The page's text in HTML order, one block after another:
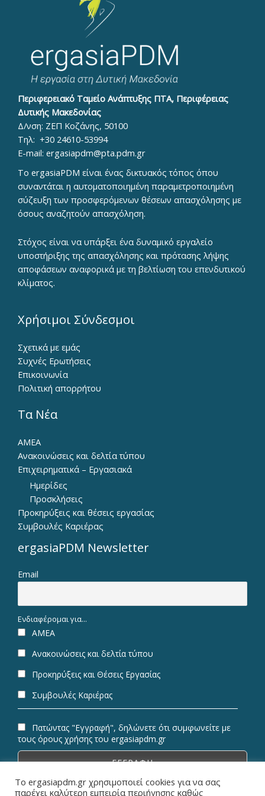
Περιφερειακό Ταμείο Ανάπτυξης ΠΤΑ, Περιφέρειας
Δυτικής Μακεδονίας
Δ/νση: ΖΕΠ Κοζάνης, 50100
Τηλ: +30 24610-53994
E-mail: ergasiapdm@pta.pdm.gr
To ergasiaPDM είναι ένας δικτυακός τόπος όπου
συναντάται η αυτοματοποιημένη παραμετροποιημένη
σύζευξη των προσφερόμενων θέσεων απασχόλησης με
όσους αναζητούν απασχόληση.
Στόχος είναι να υπάρξει ένα δυναμικό εργαλείο
υποστήριξης της απασχόλησης και πρότασης λήψης
αποφάσεων αναφορικά με τη βελτίωση του επενδυτικού
κλίματος.
Χρήσιμοι Σύνδεσμοι
Σχετικά με εμάς
Συχνές Ερωτήσεις
Επικοινωνία
Πολιτική απορρήτου
Τα Νέα
ΑΜΕΑ
Ανακοινώσεις και δελτία τύπου
Επιχειρηματικά – Εργασιακά
Ημερίδες
Προσκλήσεις
Προκηρύξεις και θέσεις εργασίας
Συμβουλές Καριέρας
ergasiaPDM Newsletter
Email
Ενδιαφέρομαι για...
ΑΜΕΑ
Ανακοινώσεις και δελτία τύπου
Προκηρύξεις και Θέσεις Εργασίας
Συμβουλές Καριέρας
Πατώντας "Εγγραφή", δηλώνετε ότι συμφωνείτε με
τους όρους χρήσης του ergasiapdm.gr
Το ergasiapdm.gr χρησιμοποιεί cookies για να σας
παρέχει καλύτερη εμπειρία περιήγησης καθώς